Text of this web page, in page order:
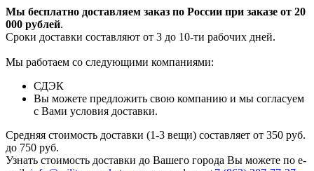
Мы бесплатно доставляем заказ по России при заказе от 20
000 рублей.
Сроки доставки составляют от 3 до 10-ти рабочих дней.
Мы работаем со следующими компаниями:
СДЭК
Вы можете предложить свою компанию и мы согласуем
с Вами условия доставки.
Средняя стоимость доставки (1-3 вещи) составляет от 350 руб.
до 750 руб.
Узнать стоимость доставки до Вашего города Вы можете по e-